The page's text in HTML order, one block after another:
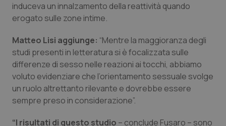
Tumore ovarico
Tumori del Polmone & Testa Collo
Tumori gastrointestinali
Ulcera & Reflusso
Vaccini
induceva un innalzamento della reattività quando
erogato sulle zone intime.
Matteo Lisi aggiunge: “Mentre la maggioranza degli
studi presenti in letteratura si è focalizzata sulle
differenze di sesso nelle reazioni ai tocchi, abbiamo
voluto evidenziare che l’orientamento sessuale svolge
un ruolo altrettanto rilevante e dovrebbe essere
sempre preso in considerazione”.
“I risultati di questo studio – conclude Fusaro – sono